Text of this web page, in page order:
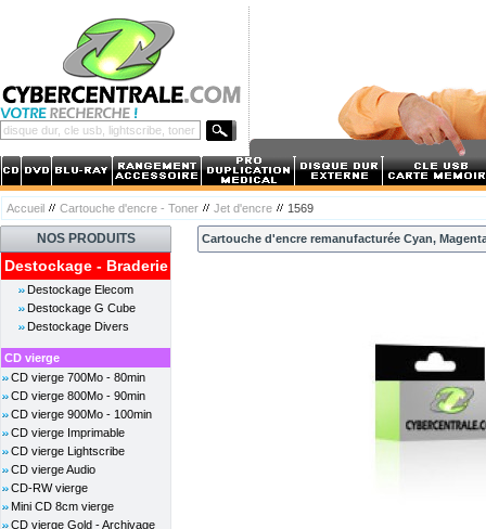
Accueil Cartouche d'encre - Toner Jet d'encre 1569
NOS PRODUITS
Destockage - Braderie
Destockage Elecom
Destockage G Cube
Destockage Divers
CD vierge
CD vierge 700Mo - 80min
CD vierge 800Mo - 90min
CD vierge 900Mo - 100min
CD vierge Imprimable
CD vierge Lightscribe
CD vierge Audio
CD-RW vierge
Mini CD 8cm vierge
CD vierge Gold - Archivage
Cartouche d'encre remanufacturée Cyan,